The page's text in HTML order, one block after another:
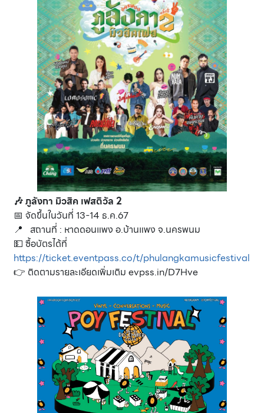
🎶 ภูลังกา มิวสิค เฟสติวัล 2
📅 จัดขึ้นในวันที่ 13-14 ธ.ค.67
📍 สถานที่ : หาดดอนแพง อ.บ้านแพง จ.นครพนม
💵 ซื้อบัตรได้ที่
https://ticket.eventpass.co/t/phulangkamusicfestival
👉 ติดตามรายละเอียดเพิ่มเติม evpss.in/D7Hve